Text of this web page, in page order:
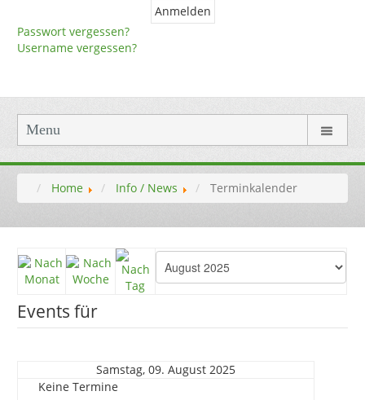
Passwort vergessen?
Username vergessen?
Menu
Home Info / News Terminkalender
Events für
Samstag, 09. August 2025
Keine Termine